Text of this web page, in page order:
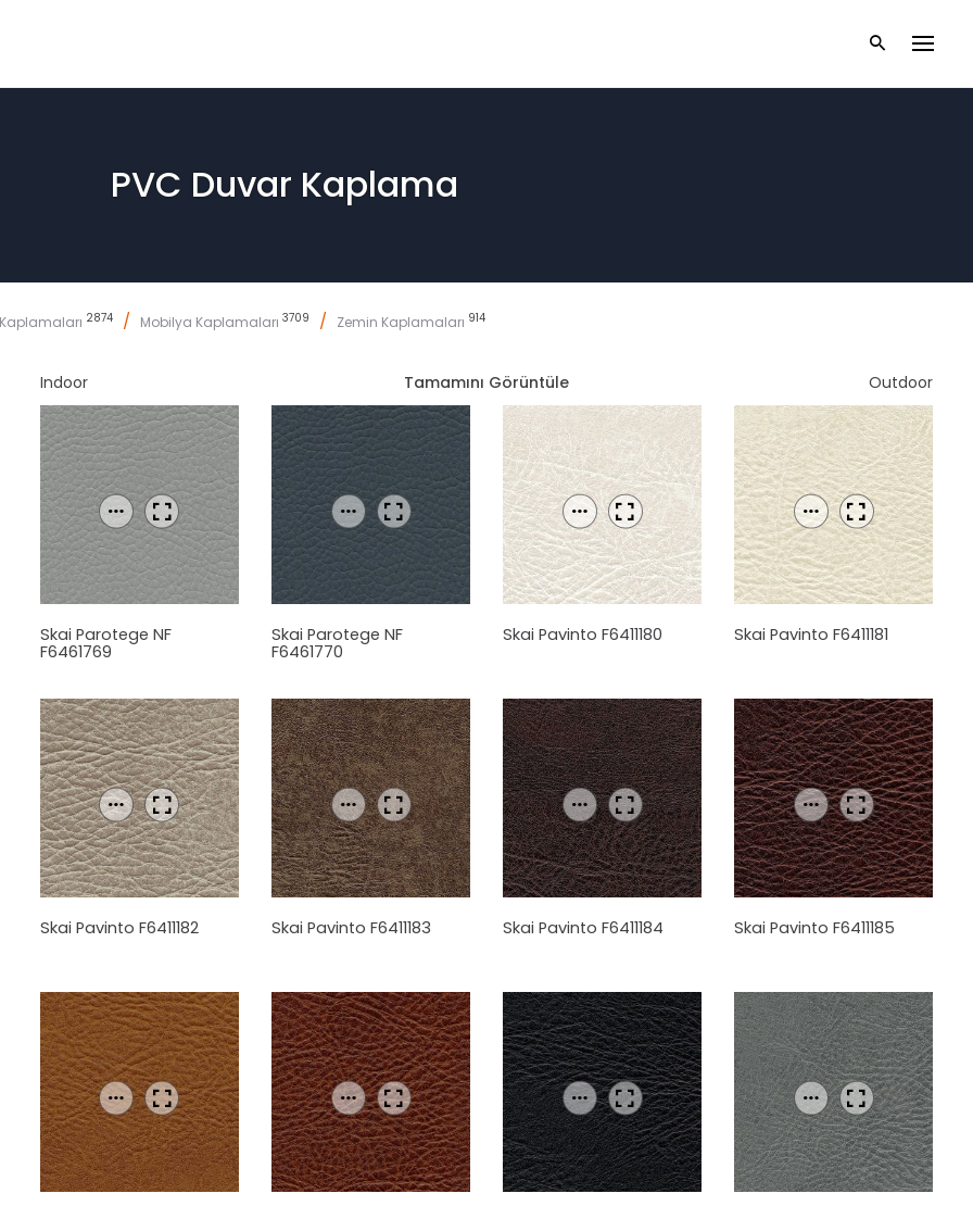
PVC Duvar Kaplama
2874 / Mobilya Kaplamaları 3709 / Zemin Kaplamaları 914
Indoor Tamamını Görüntüle Outdoor
Skai Parotege NF
F6461769
Skai Parotege NF
F6461770
Skai Pavinto F6411180 Skai Pavinto F6411181
Skai Pavinto F6411182 Skai Pavinto F6411183 Skai Pavinto F6411184 Skai Pavinto F6411185